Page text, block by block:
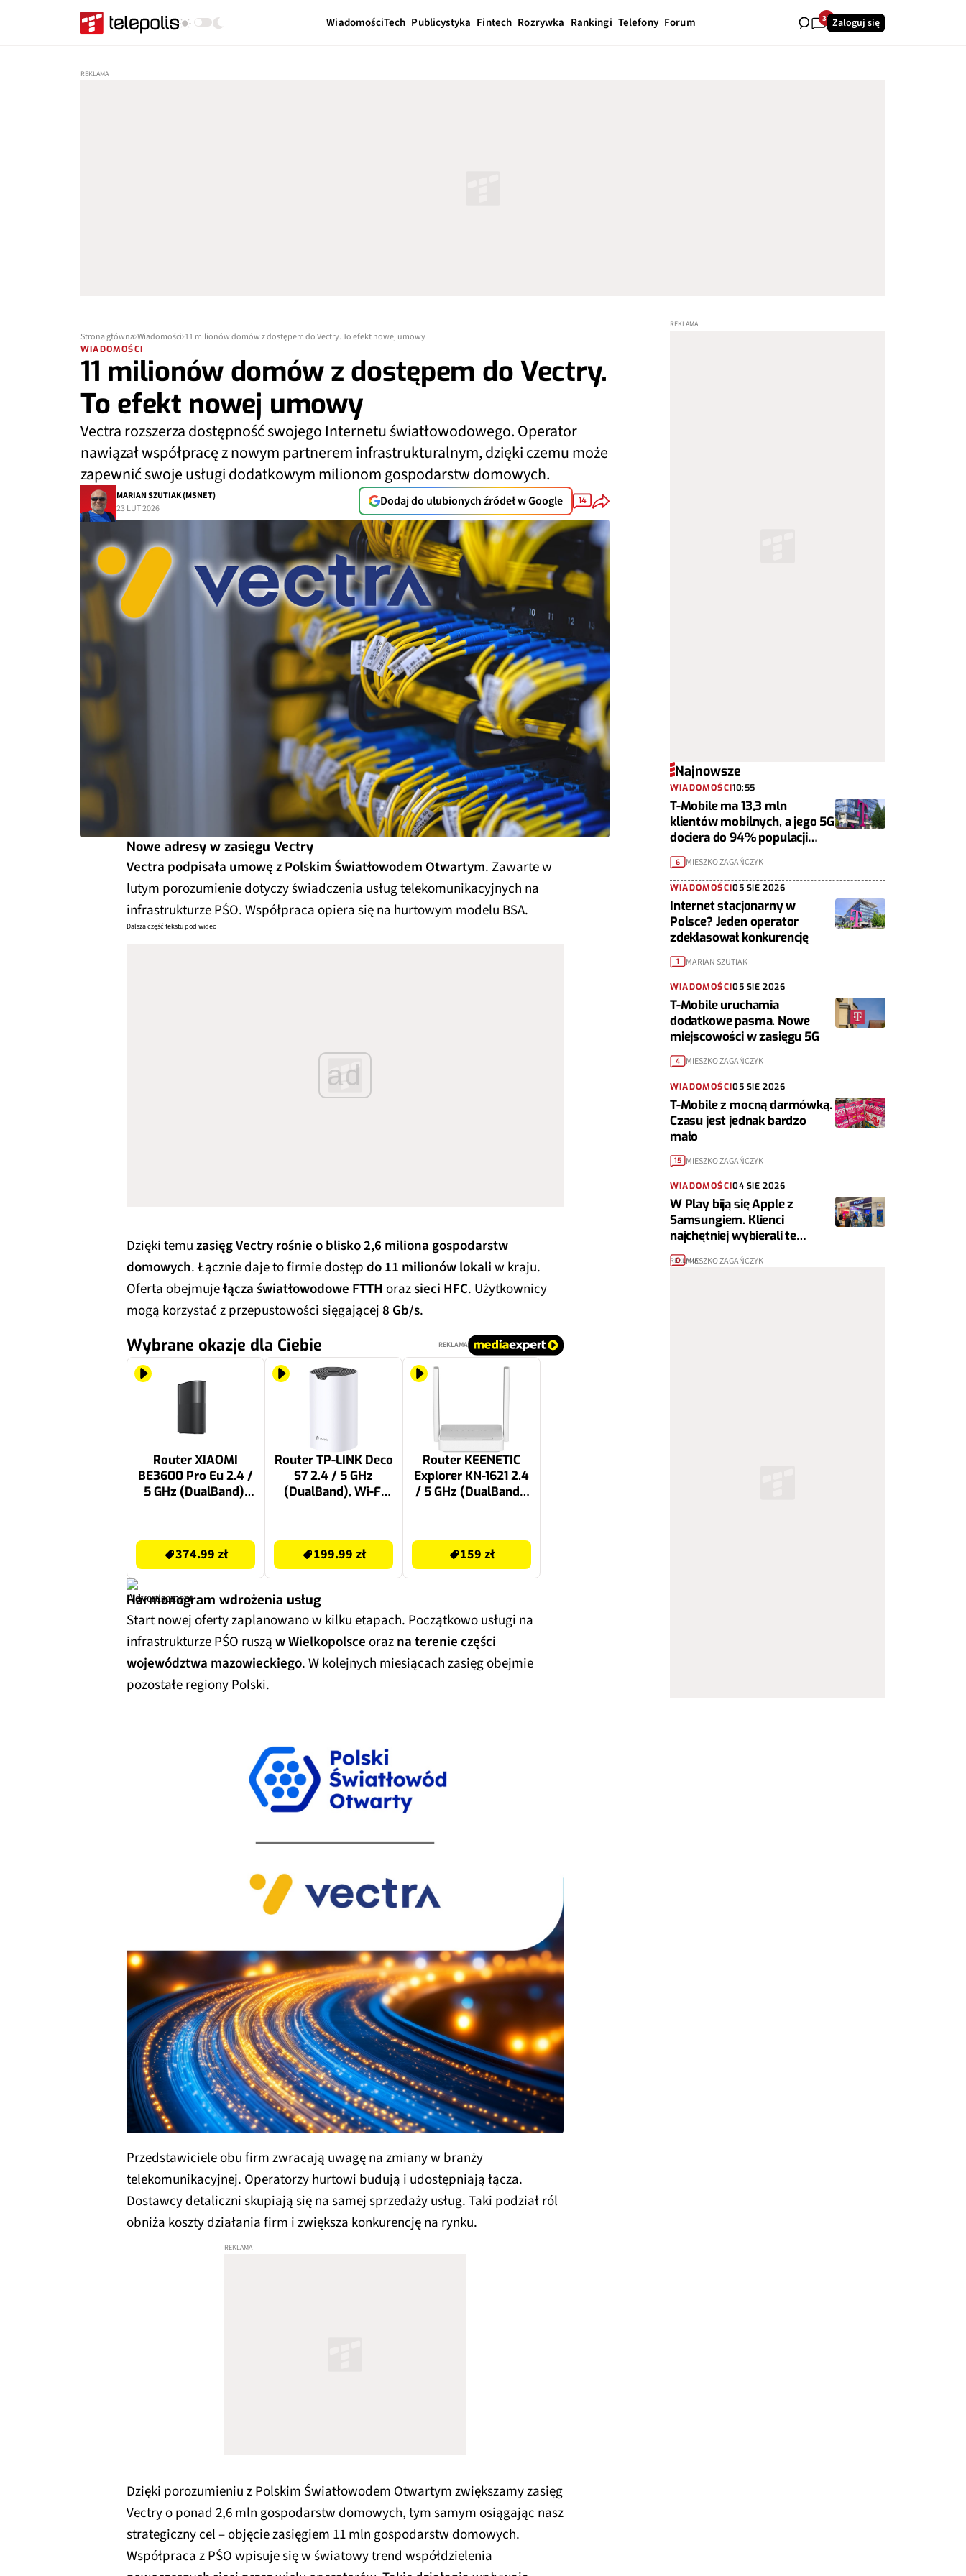
WiadomościTech Publicystyka Fintech Rozrywka Rankingi Telefony Forum 39Zaloguj się
Strona główna Wiadomości 11 milionów domów z dostępem do Vectry. To efekt nowej umowy
WIADOMOŚCI
11 milionów domów z dostępem do Vectry.
To efekt nowej umowy
Vectra rozszerza dostępność swojego Internetu światłowodowego. Operator
nawiązał współpracę z nowym partnerem infrastrukturalnym, dzięki czemu może
zapewnić swoje usługi dodatkowym milionom gospodarstw domowych.
MARIAN SZUTIAK (MSNET)
23 LUT 2026
Dodaj do ulubionych źródeł w Google 14
Nowe adresy w zasięgu Vectry
Vectra podpisała umowę z Polskim Światłowodem Otwartym. Zawarte w
lutym porozumienie dotyczy świadczenia usług telekomunikacyjnych na
infrastrukturze PŚO. Współpraca opiera się na hurtowym modelu BSA.
Dalsza część tekstu pod wideo
ad
Dzięki temuzasięg Vectry rośnie o blisko 2,6 miliona gospodarstw
domowych. Łącznie daje to firmie dostępdo 11 milionów lokaliw kraju.
Oferta obejmujełącza światłowodowe FTTH orazsieci HFC. Użytkownicy
mogą korzystać z przepustowości sięgającej8 Gb/s.
Wybrane okazje dla Ciebie REKLAMA
Router XIAOMI
BE3600 Pro Eu 2.4 /
5 GHz (DualBand),
374.99 zł
Router TP-LINK Deco
S7 2.4 / 5 GHz
(DualBand), Wi-Fi
199.99 zł
Router KEENETIC
Explorer KN-1621 2.4
/ 5 GHz (DualBand),
159 zł
Harmonogram wdrożenia usług
Start nowej oferty zaplanowano w kilku etapach. Początkowo usługi na
infrastrukturze PŚO rusząw Wielkopolsceorazna terenie części
województwa mazowieckiego. W kolejnych miesiącach zasięg obejmie
pozostałe regiony Polski.
Przedstawiciele obu firm zwracają uwagę na zmiany w branży
telekomunikacyjnej. Operatorzy hurtowi budują i udostępniają łącza.
Dostawcy detaliczni skupiają się na samej sprzedaży usług. Taki podział ról
obniża koszty działania firm i zwiększa konkurencję na rynku.
Dzięki porozumieniu z Polskim Światłowodem Otwartym zwiększamy zasięg
Vectry o ponad 2,6 mln gospodarstw domowych, tym samym osiągając nasz
strategiczny cel – objęcie zasięgiem 11 mln gospodarstw domowych.
Współpraca z PŚO wpisuje się w światowy trend współdzielenia
Najnowsze
WIADOMOŚCI10:55
T-Mobile ma 13,3 mln
klientów mobilnych, a jego 5G
dociera do 94% populacji
Polski
6 MIESZKO ZAGAŃCZYK
WIADOMOŚCI05 SIE 2026
Internet stacjonarny w
Polsce? Jeden operator
zdeklasował konkurencję
1 MARIAN SZUTIAK
WIADOMOŚCI05 SIE 2026
T-Mobile uruchamia
dodatkowe pasma. Nowe
miejscowości w zasięgu 5G
4 MIESZKO ZAGAŃCZYK
WIADOMOŚCI05 SIE 2026
T-Mobile z mocną darmówką.
Czasu jest jednak bardzo
mało
15 MIESZKO ZAGAŃCZYK
WIADOMOŚCI04 SIE 2026
W Play biją się Apple z
Samsungiem. Klienci
najchętniej wybierali te
telefony
0 MIESZKO ZAGAŃCZYK